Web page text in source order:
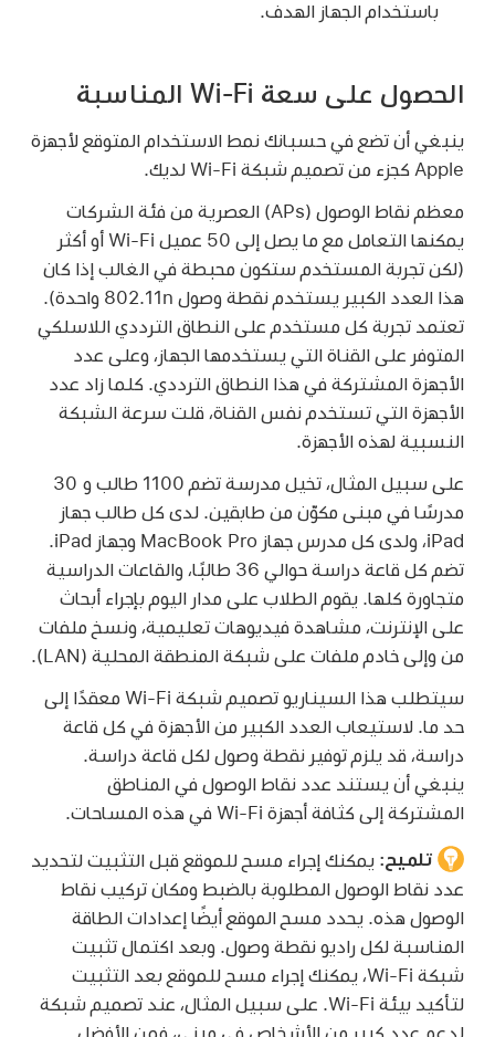
باستخدام الجهاز الهدف.
الحصول على سعة Wi-Fi المناسبة
ينبغي أن تضع في حسبانك نمط الاستخدام المتوقع لأجهزة
Apple كجزء من تصميم شبكة
Wi-Fi لديك.
معظم نقاط الوصول (APs) العصرية من فئة الشركات
يمكنها التعامل مع ما يصل إلى 50 عميل
Wi-Fi أو أكثر
(لكن تجربة المستخدم ستكون محبطة في الغالب إذا كان
هذا العدد الكبير يستخدم نقطة وصول ‎802.11n واحدة).
تعتمد تجربة كل مستخدم على النطاق الترددي اللاسلكي
المتوفر على القناة التي يستخدمها الجهاز، وعلى عدد
الأجهزة المشتركة في هذا النطاق الترددي. كلما زاد عدد
الأجهزة التي تستخدم نفس القناة، قلت سرعة الشبكة
النسبية لهذه الأجهزة.
على سبيل المثال، تخيل مدرسة تضم 1100 طالب و 30
مدرسًا في مبنى مكوّن من طابقين. لدى كل طالب جهاز
iPad، ولدى كل مدرس جهاز
MacBook Pro
تضم كل قاعة دراسة حوالي 36 طالبًا، والقاعات الدراسية
متجاورة كلها. يقوم الطلاب على مدار اليوم بإجراء أبحاث
على الإنترنت، مشاهدة فيديوهات تعليمية، ونسخ ملفات
من وإلى خادم ملفات على شبكة المنطقة المحلية (LAN).
سيتطلب هذا السيناريو تصميم شبكة Wi-Fi معقدًا إلى
حد ما. لاستيعاب العدد الكبير من الأجهزة في كل قاعة
دراسة، قد يلزم توفير نقطة وصول لكل قاعة دراسة.
ينبغي أن يستند عدد نقاط الوصول في المناطق
المشتركة إلى كثافة أجهزة Wi-Fi في هذه المساحات.
تلميح: يمكنك إجراء مسح للموقع قبل التثبيت لتحديد
عدد نقاط الوصول المطلوبة بالضبط ومكان تركيب نقاط
الوصول هذه. يحدد مسح الموقع أيضًا إعدادات الطاقة
المناسبة لكل راديو نقطة وصول. وبعد اكتمال تثبيت
شبكة Wi-Fi، يمكنك إجراء مسح للموقع بعد التثبيت
لتأكيد بيئة Wi-Fi . على سبيل المثال، عند تصميم شبكة
لدعم عدد كبير من الأشخاص في مبنى، فمن الأفضل